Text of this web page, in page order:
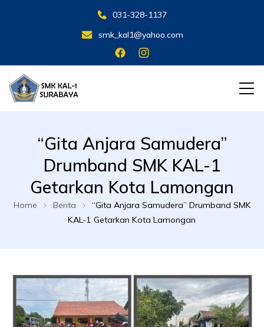
031-328-1137
smk_kal1@yahoo.com
“Gita Anjara Samudera”
Drumband SMK KAL-1
Getarkan Kota Lamongan
Home Berita
“Gita Anjara Samudera” Drumband SMK
KAL-1 Getarkan Kota Lamongan